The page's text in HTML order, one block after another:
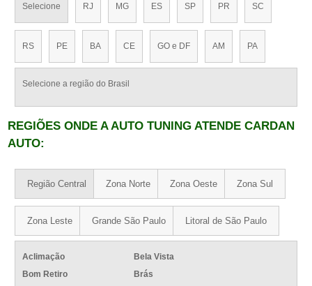
Selecione RJ MG ES SP PR SC
RS PE BA CE GO e DF AM PA
Selecione a região do Brasil
REGIÕES ONDE A AUTO TUNING ATENDE CARDAN
AUTO:
Região Central Zona Norte Zona Oeste Zona Sul
Zona Leste Grande São Paulo Litoral de São Paulo
Aclimação
Bela Vista
Bom Retiro
Brás